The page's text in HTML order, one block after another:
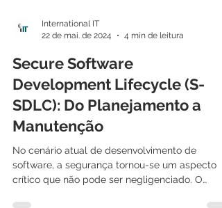
International IT
22 de mai. de 2024
4 min de leitura
Secure Software
Development Lifecycle (S-
SDLC): Do Planejamento a
Manutenção
No cenário atual de desenvolvimento de